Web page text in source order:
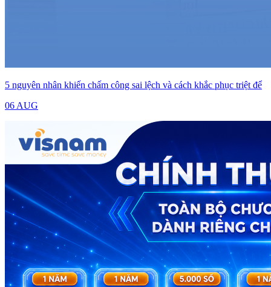
5 nguyên nhân khiến chấm công sai lệch và cách khắc phục triệt để
06 AUG